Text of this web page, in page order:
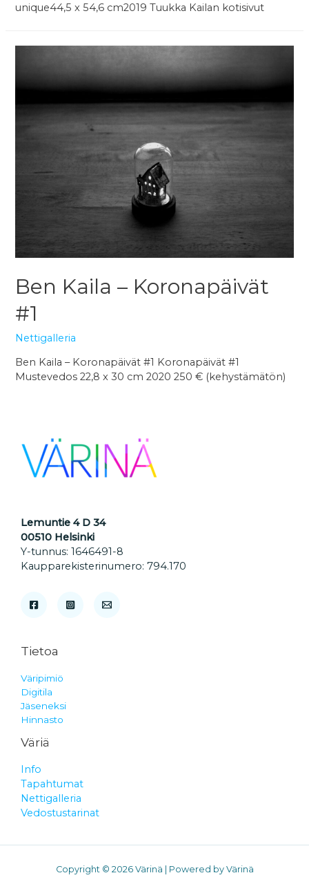
unique44,5 x 54,6 cm2019 Tuukka Kailan kotisivut
Ben Kaila – Koronapäivät
#1
Nettigalleria
Ben Kaila – Koronapäivät #1 Koronapäivät #1
Mustevedos 22,8 x 30 cm 2020 250 € (kehystämätön)
Lemuntie 4 D 34
00510 Helsinki
Y-tunnus: 1646491-8
Kaupparekisterinumero: 794.170
Tietoa
Väripimiö
Digitila
Jäseneksi
Hinnasto
Väriä
Info
Tapahtumat
Nettigalleria
Vedostustarinat
Copyright © 2026 Värinä | Powered by Värinä